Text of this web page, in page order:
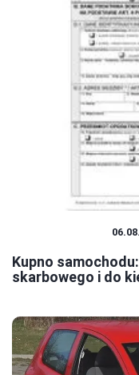
Kupno
skarbowego i do